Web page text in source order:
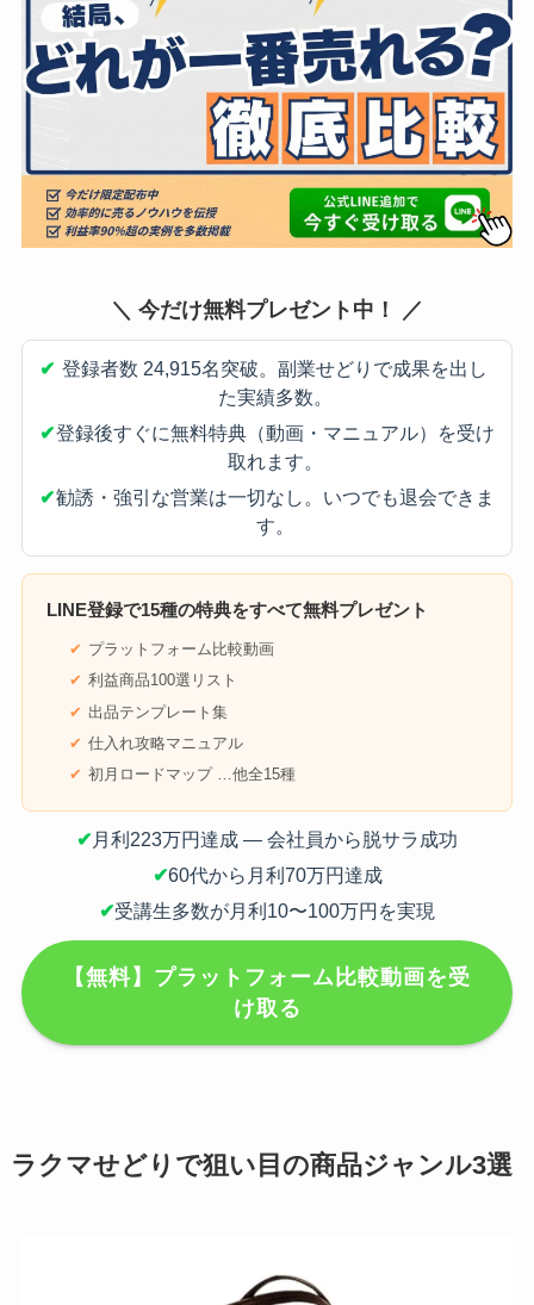
＼ 今だけ無料プレゼント中！ ／
✔ 登録者数 24,915名突破。副業せどりで成果を出し
た実績多数。
✔登録後すぐに無料特典（動画・マニュアル）を受け
取れます。
✔勧誘・強引な営業は一切なし。いつでも退会できま
す。
LINE登録で15種の特典をすべて無料プレゼント
プラットフォーム比較動画
利益商品100選リスト
出品テンプレート集
仕入れ攻略マニュアル
初月ロードマップ …他全15種
✔ 月利223万円達成 — 会社員から脱サラ成功
✔60代から月利70万円達成
✔受講生多数が月利10〜100万円を実現
【無料】プラットフォーム比較動画を受
け取る
ラクマせどりで狙い目の商品ジャンル3選